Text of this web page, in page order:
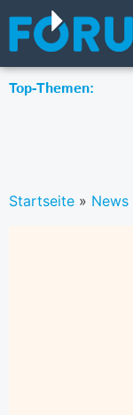
Top-Themen:
Startseite » News